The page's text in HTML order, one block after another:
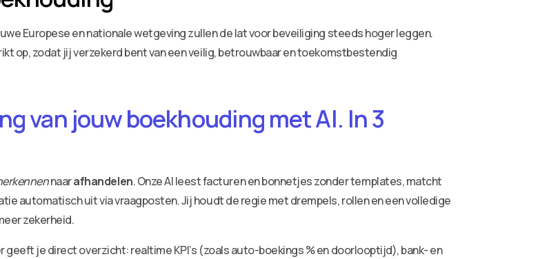
Europese en nationale wetgeving zullen de lat voor beveiliging steeds hoger leggen.
op, zodat jij verzekerd bent van een veilig, betrouwbaar en toekomstbestendig
van jouw boekhouding met AI. In 3
naarafhandelen. Onze AI leest facturen en bonnetjes zonder templates, matcht
automatisch uit via vraagposten. Jij houdt de regie met drempels, rollen en een volledige
zekerheid.
je direct overzicht: realtime KPI’s (zoals auto-boekings % en doorlooptijd), bank- en